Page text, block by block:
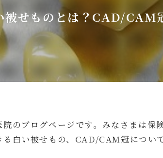
被せものとは？CAD/CAM
のブログページです。みなさまは
白い被せもの、CAD/CAM冠につい